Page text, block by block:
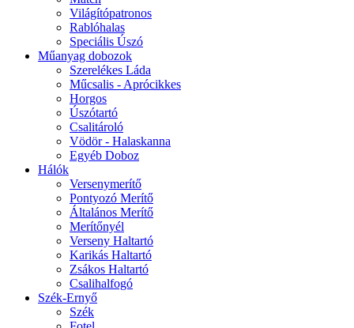
Világítópatronos
Rablóhalas
Speciális Úszó
Műanyag dobozok
Szerelékes Láda
Műcsalis - Aprócikkes
Horgos
Úszótartó
Csalitároló
Vödör - Halaskanna
Egyéb Doboz
Hálók
Versenymerítő
Pontyozó Merítő
Általános Merítő
Merítőnyél
Verseny Haltartó
Karikás Haltartó
Zsákos Haltartó
Csalihalfogó
Szék-Ernyő
Szék